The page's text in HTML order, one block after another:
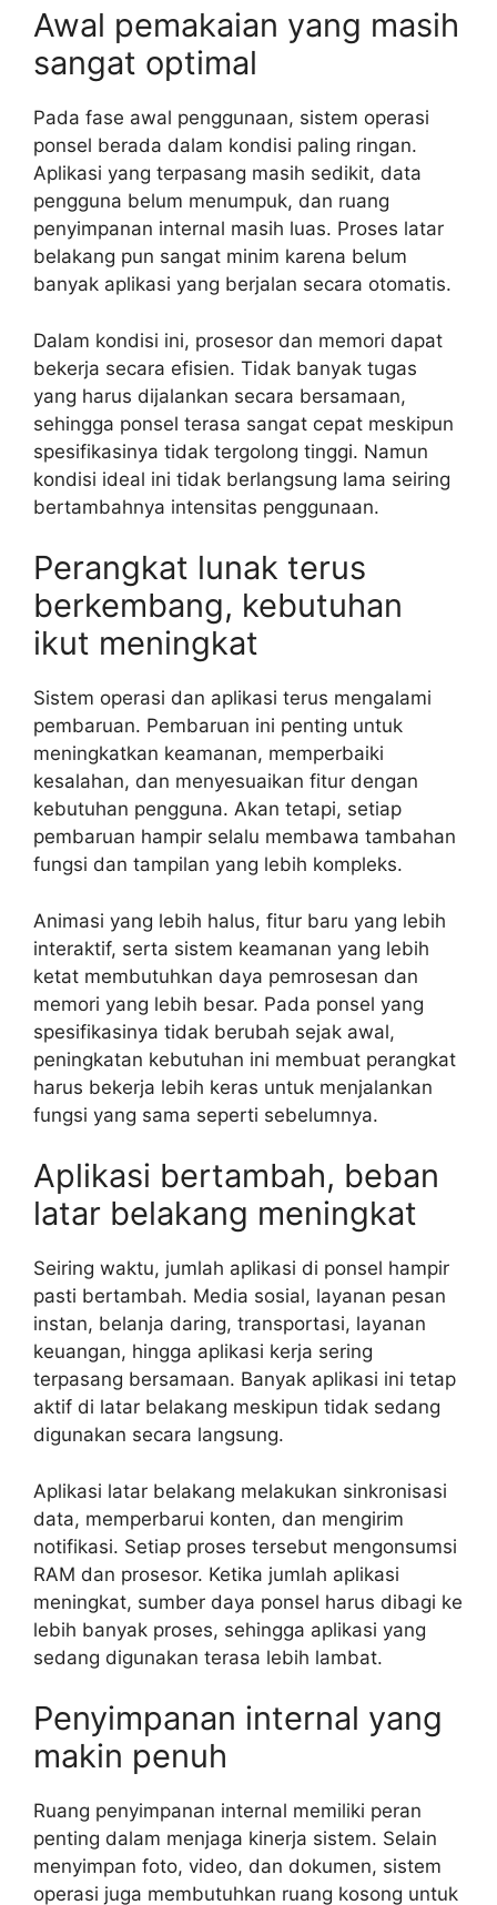
Awal pemakaian yang masih
sangat optimal
Pada fase awal penggunaan, sistem operasi
ponsel berada dalam kondisi paling ringan.
Aplikasi yang terpasang masih sedikit, data
pengguna belum menumpuk, dan ruang
penyimpanan internal masih luas. Proses latar
belakang pun sangat minim karena belum
banyak aplikasi yang berjalan secara otomatis.
Dalam kondisi ini, prosesor dan memori dapat
bekerja secara efisien. Tidak banyak tugas
yang harus dijalankan secara bersamaan,
sehingga ponsel terasa sangat cepat meskipun
spesifikasinya tidak tergolong tinggi. Namun
kondisi ideal ini tidak berlangsung lama seiring
bertambahnya intensitas penggunaan.
Perangkat lunak terus
berkembang, kebutuhan
ikut meningkat
Sistem operasi dan aplikasi terus mengalami
pembaruan. Pembaruan ini penting untuk
meningkatkan keamanan, memperbaiki
kesalahan, dan menyesuaikan fitur dengan
kebutuhan pengguna. Akan tetapi, setiap
pembaruan hampir selalu membawa tambahan
fungsi dan tampilan yang lebih kompleks.
Animasi yang lebih halus, fitur baru yang lebih
interaktif, serta sistem keamanan yang lebih
ketat membutuhkan daya pemrosesan dan
memori yang lebih besar. Pada ponsel yang
spesifikasinya tidak berubah sejak awal,
peningkatan kebutuhan ini membuat perangkat
harus bekerja lebih keras untuk menjalankan
fungsi yang sama seperti sebelumnya.
Aplikasi bertambah, beban
latar belakang meningkat
Seiring waktu, jumlah aplikasi di ponsel hampir
pasti bertambah. Media sosial, layanan pesan
instan, belanja daring, transportasi, layanan
keuangan, hingga aplikasi kerja sering
terpasang bersamaan. Banyak aplikasi ini tetap
aktif di latar belakang meskipun tidak sedang
digunakan secara langsung.
Aplikasi latar belakang melakukan sinkronisasi
data, memperbarui konten, dan mengirim
notifikasi. Setiap proses tersebut mengonsumsi
RAM dan prosesor. Ketika jumlah aplikasi
meningkat, sumber daya ponsel harus dibagi ke
lebih banyak proses, sehingga aplikasi yang
sedang digunakan terasa lebih lambat.
Penyimpanan internal yang
makin penuh
Ruang penyimpanan internal memiliki peran
penting dalam menjaga kinerja sistem. Selain
menyimpan foto, video, dan dokumen, sistem
operasi juga membutuhkan ruang kosong untuk